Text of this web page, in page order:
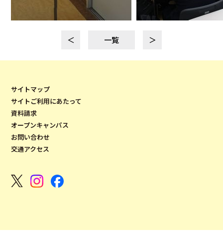
＜ 一覧 ＞
サイトマップ
サイトご利用にあたって
資料請求
オープンキャンパス
お問い合わせ
交通アクセス